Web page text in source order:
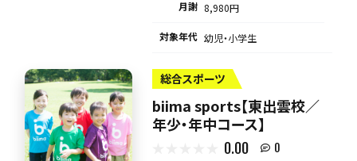
月謝 8,980円
対象年代 幼児・小学生
総合スポーツ
biima sports【東出雲校／
年少・年中コース】
0.00 0